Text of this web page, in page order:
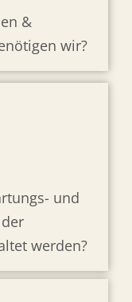
&
wir?
und
werden?